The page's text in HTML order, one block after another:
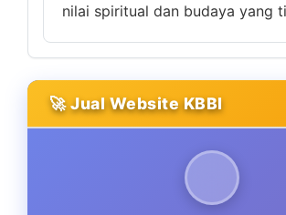
nilai spiritual dan budaya yang
🚀 Jual Website KBBI